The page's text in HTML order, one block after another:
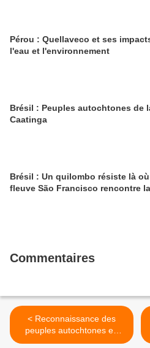
Pérou : Quellaveco et ses
l'eau et l'environnement
Brésil : Peuples autochtones de
Caatinga
Brésil : Un quilombo résiste là
fleuve São Francisco rencontre
Commentaires
< Reconnaissance des
peuples autochtones en
tant qu'acteurs clés de la